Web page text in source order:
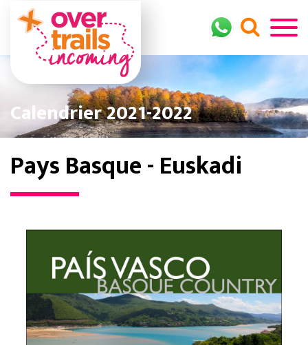
Calendrier 2021-2022
Pays Basque - Euskadi